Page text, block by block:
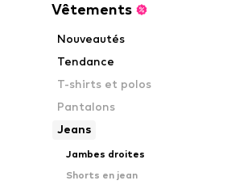
Vêtements
Nouveautés
Tendance
T-shirts et polos
Pantalons
Jeans
Jambes droites
Shorts en jean